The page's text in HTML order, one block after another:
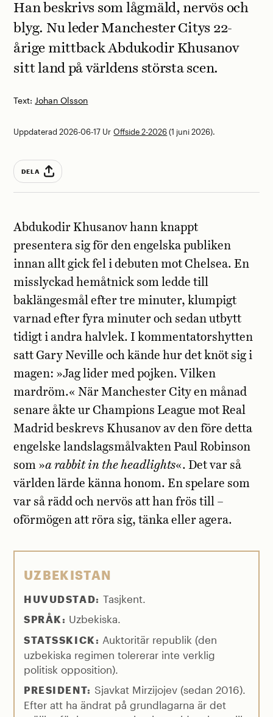
Text: Johan Olsson
Han beskrivs som lågmäld, nervös och
blyg. Nu leder Manchester Citys 22-
årige mittback Abdukodir Khusanov
sitt land på världens största scen.
Uppdaterad 2026-06-17 UrOffside 2-2026(1 juni 2026).
DELA
Abdukodir Khusanov hann knappt
presentera sig för den engelska publiken
innan allt gick fel i debuten mot Chelsea. En
misslyckad hemåtnick som ledde till
baklängesmål efter tre minuter, klumpigt
varnad efter fyra minuter och sedan utbytt
tidigt i andra halvlek. I kommentatorshytten
satt Gary Neville och kände hur det knöt sig i
magen: »Jag lider med pojken. Vilken
mardröm.« När Manchester City en månad
senare åkte ur Champions League mot Real
Madrid beskrevs Khusanov av den före detta
engelske landslagsmålvakten Paul Robinson
som »a rabbit in the headlights«. Det var så
världen lärde känna honom. En spelare som
var så rädd och nervös att han frös till –
oförmögen att röra sig, tänka eller agera.
UZBEKISTAN
HUVUDSTAD: Tasjkent.
SPRÅK: Uzbekiska.
STATSSKICK: Auktoritär republik (den
uzbekiska regimen tolererar inte verklig
politisk opposition).
PRESIDENT: Sjavkat Mirzijojev (sedan 2016).
Efter att ha ändrat på grundlagarna är det